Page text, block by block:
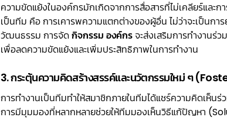
ความขัดแย้งในองค์กรมักเกิดจากการสื่อสารที่ไม่เคลียร์แล
เป็นทีม คือ การเคารพความแตกต่างของผู้อื่น ไม่ว่าจะเป็นก
วัฒนธรรม การจัด กิจกรรม องค์กรจะส่งเสริมการทำงาน
เพื่อลดความขัดแย้งและเพิ่มประสิทธิภาพในการทํางาน
3. กระตุ้นความคิดสร้างสรรค์และนวัตกรรมใหม่ ๆ
การทํางานเป็นทีมทําให้สมาชิกภายในทีมได้แชร์ความคิดเห็นร่
การมีมุมมองที่หลากหลายช่วยให้ทีมมองเห็นวิธีแก้ปัญหา